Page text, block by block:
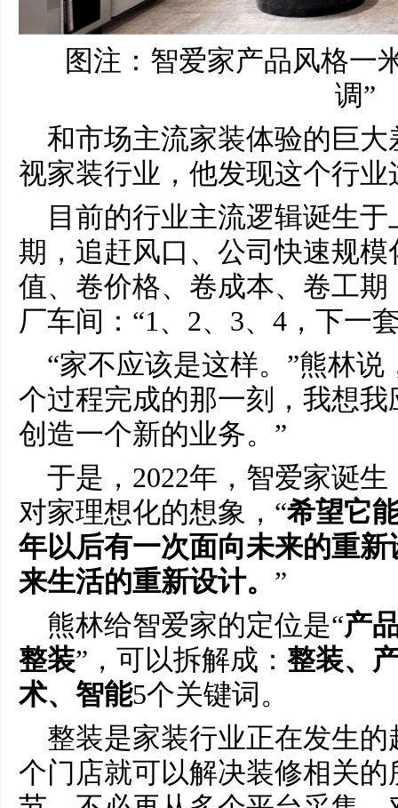
图注：智爱家产品风格一
调”
和市场主流家装体验的巨
视家装行业，他发现这个行
目前的行业主流逻辑诞生
期，追赶风口、公司快速规
值、卷价格、卷成本、卷工
厂车间：“1、2、3、4，下一
“家不应该是这样。”熊林
个过程完成的那一刻，我想
创造一个新的业务。”
于是，2022年，智爱家诞
对家理想化的想象，“希望它
年以后有一次面向未来的重
来生活的重新设计。 ”
熊林给智爱家的定位是“产
整装”，可以拆解成： 整装、
术、智能5个关键词。
整装是家装行业正在发生
个门店就可以解决装修相关